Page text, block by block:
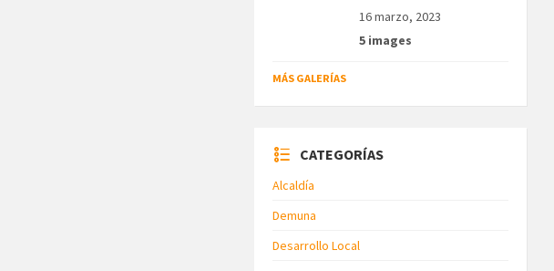
16 marzo, 2023
5 images
MÁS GALERÍAS
CATEGORÍAS
Alcaldía
Demuna
Desarrollo Local